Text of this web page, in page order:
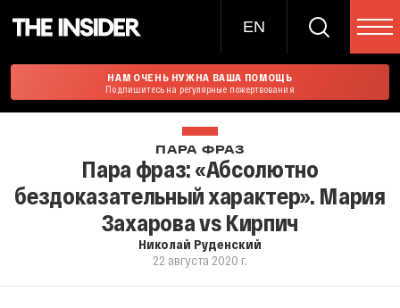
EN
НАМ ОЧЕНЬ НУЖНА ВАША ПОМОЩЬ
Подпишитесь на регулярные пожертвования
ПАРА ФРАЗ
Пара фраз: «Абсолютно
бездоказательный характер». Мария
Захарова vs Кирпич
Николай Руденский
22 августа 2020 г.